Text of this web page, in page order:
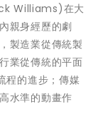
Williams)在大
親身經歷的劇
製造業從傳統製
業從傳統的平面
程的進步；傳媒
水準的動畫作